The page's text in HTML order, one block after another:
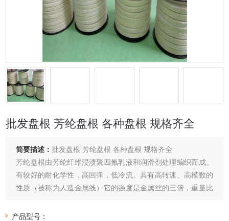
批发盘根 芳纶盘根 各种盘根 规格齐全
简要描述：批发盘根 芳纶盘根 各种盘根 规格齐全
芳纶盘根由芳纶纤维浸渍聚四氟乳液和润滑剂处理编织而成。
有较好的耐化学性，高回弹，低冷流。具有高转速、高模数的
性质（被称为人造金属线）它的强度是金属丝的三倍，重量比
产品型号：